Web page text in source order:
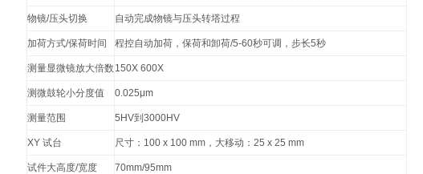
物镜/压头切换 自动完成物镜与压头转塔过程
加荷方式/保荷时间 程控自动加荷，保荷和卸荷/5-60秒可调，步长5秒
测量显微镜放大倍数150X 600X
测微鼓轮小分度值 0.025μm
测量范围 5HV到3000HV
XY 试台 尺寸：100 x 100 mm，大移动：25 x 25 mm
试件大高度/宽度 70mm/95mm